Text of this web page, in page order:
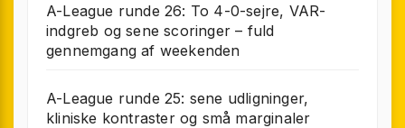
A-League runde 26: To 4-0-sejre, VAR-
indgreb og sene scoringer – fuld
gennemgang af weekenden
A-League runde 25: sene udligninger,
kliniske kontraster og små marginaler